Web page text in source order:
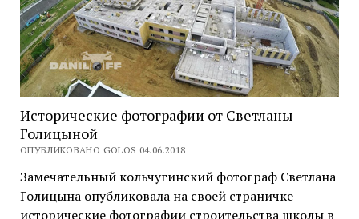
Исторические фотографии от Светланы
Голицыной
ОПУБЛИКОВАНО GOLOS 04.06.2018
Замечательный кольчугинский фотограф Светлана
Голицына опубликовала на своей страничке
исторические фотографии строительства школы в